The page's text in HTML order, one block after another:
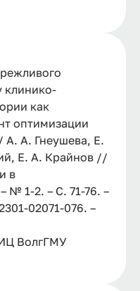
клинико-
как
оптимизации
А. А. Гнеушева, Е.
Е. А. Крайнов //
в
№ 1-2. – С. 71-76. –
02071-076. –
ВолгГМУ